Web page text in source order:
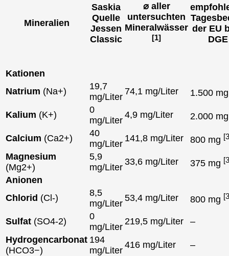
Mineralien
Saskia
Quelle
Jessen
Classic
⌀ aller
untersuchten
Mineralwässer
[1]
der EU
DGE
Kationen
Natrium (Na+)
19,7
mg/Liter
74,1 mg/Liter 1.500
Kalium (K+)
0
mg/Liter
4,9 mg/Liter 2.000
Calcium (Ca2+)
40
mg/Liter
141,8 mg/Liter 800 mg
Magnesium
(Mg2+)
5,9
mg/Liter
33,6 mg/Liter 375 mg
Anionen
Chlorid (Cl-)
8,5
mg/Liter
53,4 mg/Liter 800 mg
Sulfat (SO4-2)
0
mg/Liter
219,5 mg/Liter
–
Hydrogencarbonat
(HCO3−)
194
mg/Liter
416 mg/Liter
–